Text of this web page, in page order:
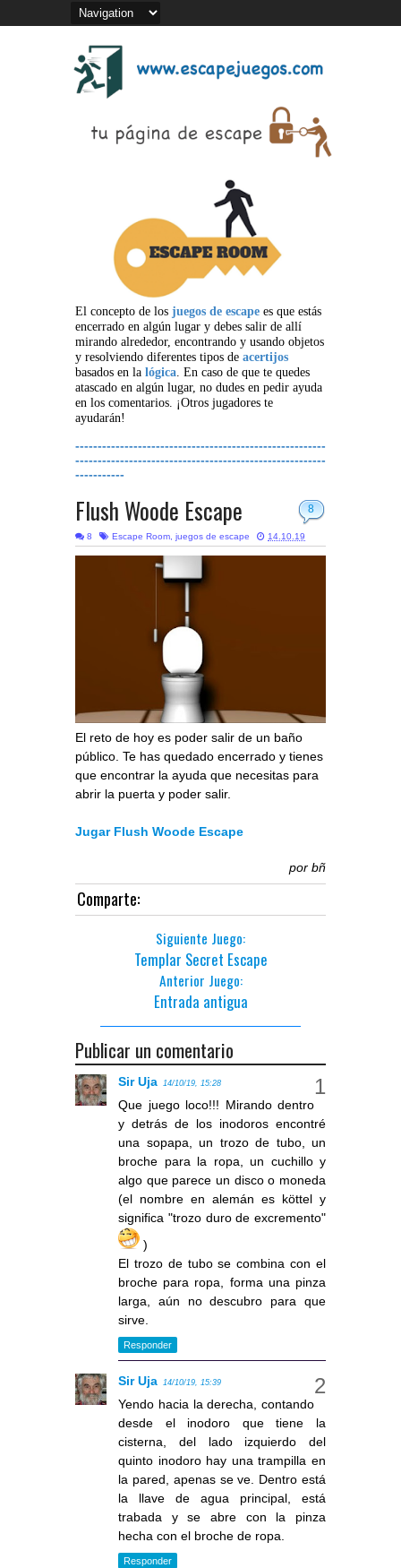
El concepto de los juegos de escape es que estás
encerrado en algún lugar y debes salir de allí
mirando alrededor, encontrando y usando objetos
y resolviendo diferentes tipos de acertijos
basados en la lógica. En caso de que te quedes
atascado en algún lugar, no dudes en pedir ayuda
en los comentarios. ¡Otros jugadores te
ayudarán!
--------------------------------------------------------
--------------------------------------------------------
-----------
8
Flush Woode Escape
8 Escape Room, juegos de escape 14.10.19
El reto de hoy es poder salir de un baño
público. Te has quedado encerrado y tienes
que encontrar la ayuda que necesitas para
abrir la puerta y poder salir.
Jugar Flush Woode Escape
por bñ
Comparte:
Siguiente Juego:
Templar Secret Escape
Anterior Juego:
Entrada antigua
Publicar un comentario
Sir Uja 14/10/19, 15:28
Que juego loco!!! Mirando dentro
y detrás de los inodoros encontré
una sopapa, un trozo de tubo, un
broche para la ropa, un cuchillo y
algo que parece un disco o moneda
(el nombre en alemán es köttel y
significa "trozo duro de excremento"
)
El trozo de tubo se combina con el
broche para ropa, forma una pinza
larga, aún no descubro para que
sirve.
Responder
Sir Uja 14/10/19, 15:39
Yendo hacia la derecha, contando
desde el inodoro que tiene la
cisterna, del lado izquierdo del
quinto inodoro hay una trampilla en
la pared, apenas se ve. Dentro está
la llave de agua principal, está
trabada y se abre con la pinza
hecha con el broche de ropa.
Responder